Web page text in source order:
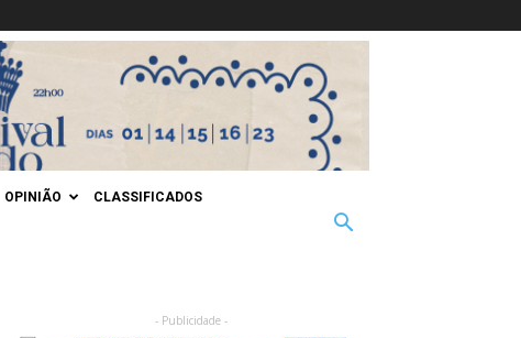
OPINIÃO CLASSIFICADOS
- Publicidade -